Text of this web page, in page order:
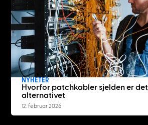
NYHETER
Hvorfor patchkabler sjelden er
alternativet
12. februar 2026